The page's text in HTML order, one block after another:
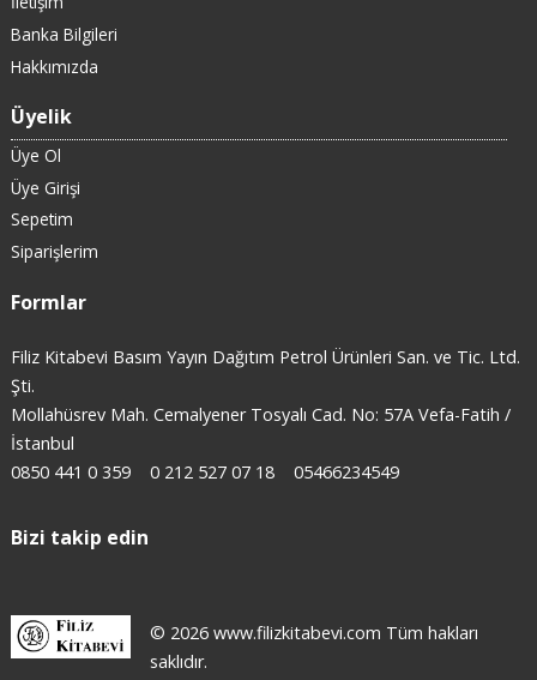
Banka Bilgileri
Hakkımızda
Üyelik
Üye Ol
Üye Girişi
Sepetim
Siparişlerim
Formlar
Filiz Kitabevi Basım Yayın Dağıtım Petrol Ürünleri San. ve Tic. Ltd.
Şti.
Mollahüsrev Mah. Cemalyener Tosyalı Cad. No: 57A Vefa-Fatih /
İstanbul
0850 441 0 359
0 212 527 07 18 05466234549
Bizi takip edin
© 2026 www.filizkitabevi.com Tüm hakları
saklıdır.